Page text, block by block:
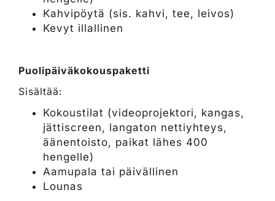
Kahvipöytä (sis. kahvi, tee, leivos)
Kevyt illallinen
Puolipäiväkokouspaketti
Sisältää:
Kokoustilat (videoprojektori, kangas,
jättiscreen, langaton nettiyhteys,
äänentoisto, paikat lähes 400
hengelle)
Aamupala tai päivällinen
Lounas